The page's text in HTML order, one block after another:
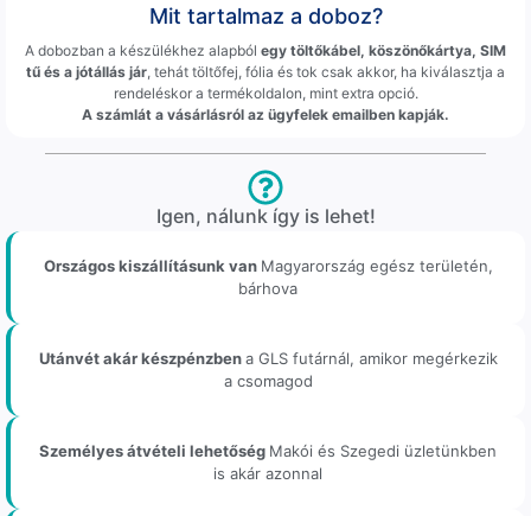
Mit tartalmaz a doboz?
A dobozban a készülékhez alapból egy töltőkábel, köszönőkártya, SIM
tű és a jótállás jár , tehát töltőfej, fólia és tok csak akkor, ha kiválasztja a
rendeléskor a termékoldalon, mint extra opció.
A számlát a vásárlásról az ügyfelek emailben kapják.
Igen, nálunk így is lehet!
Országos kiszállításunk van Magyarország egész területén,
bárhova
Utánvét akár készpénzbena GLS futárnál, amikor megérkezik
a csomagod
Személyes átvételi lehetőség Makói és Szegedi üzletünkben
is akár azonnal